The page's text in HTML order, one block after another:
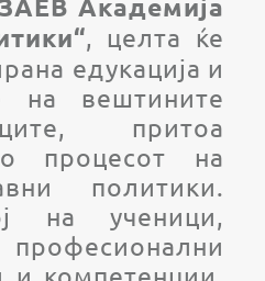
Академија
, целта ќе
едукација и
на вештините
притоа
процесот на
политики.
на ученици,